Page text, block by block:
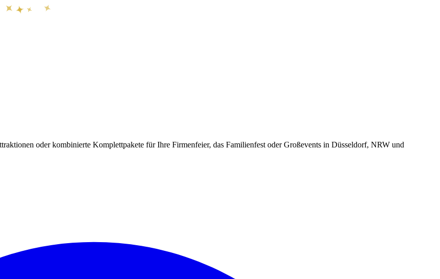
oder kombinierte Komplettpakete für Ihre Firmenfeier, das Familienfest oder Großevents in Düsseldorf, NRW und